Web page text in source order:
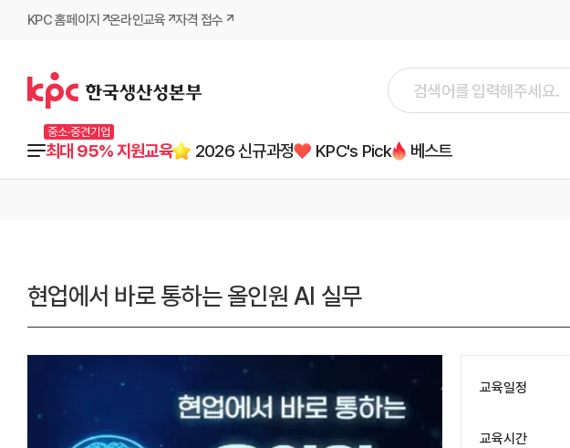
KPC 홈페이지 온라인교육 자격 접수
중소·중견기업
최대 95% 지원교육 2026 신규과정 KPC's Pick 베스트
현업에서 바로 통하는 올인원 AI 실무
교육일정
교육시간